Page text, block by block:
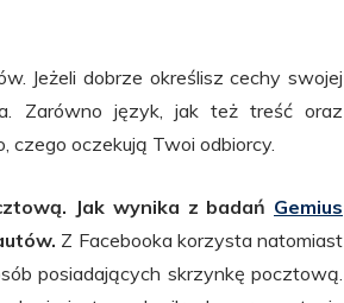
Jeżeli dobrze określisz cechy swojej
Zarówno język, jak też treść oraz
oczekują Twoi odbiorcy.
Jak wynika z badań Gemius
Z Facebooka korzysta natomiast
posiadających skrzynkę pocztową.